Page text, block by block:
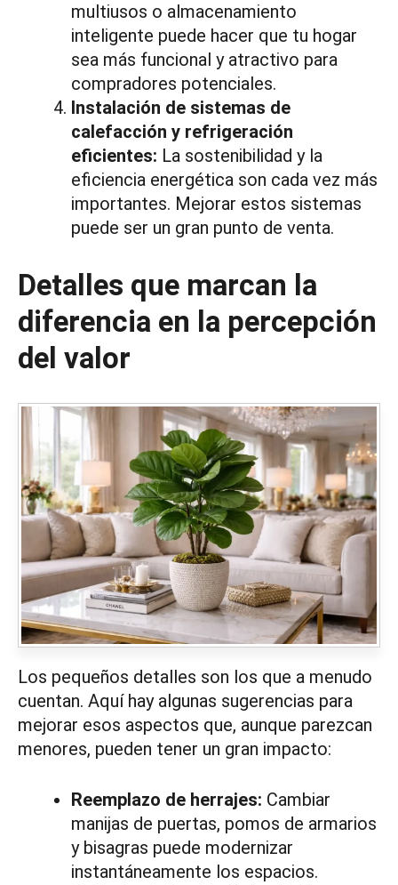
multiusos o almacenamiento
inteligente puede hacer que tu hogar
sea más funcional y atractivo para
compradores potenciales.
Instalación de sistemas de
calefacción y refrigeración
eficientes: La sostenibilidad y la
eficiencia energética son cada vez más
importantes. Mejorar estos sistemas
puede ser un gran punto de venta.
Detalles que marcan la
diferencia en la percepción
del valor
Los pequeños detalles son los que a menudo
cuentan. Aquí hay algunas sugerencias para
mejorar esos aspectos que, aunque parezcan
menores, pueden tener un gran impacto:
Reemplazo de herrajes: Cambiar
manijas de puertas, pomos de armarios
y bisagras puede modernizar
instantáneamente los espacios.